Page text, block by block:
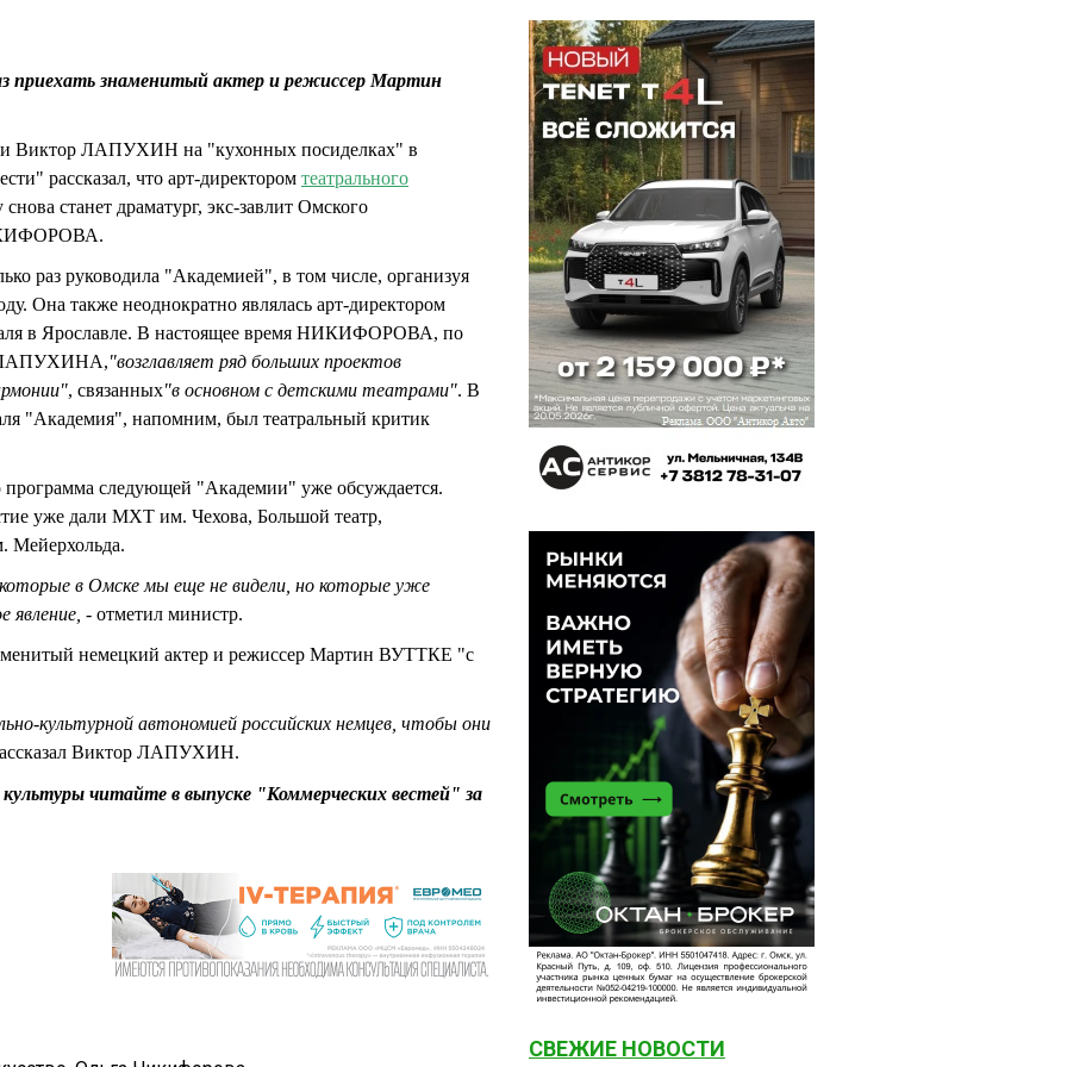
приехать знаменитый актер и режиссер Мартин
Виктор ЛАПУХИН на "кухонных посиделках" в
рассказал, что арт-директором театрального
станет драматург, экс-завлит Омского
раз руководила "Академией", в том числе, организуя
Она также неоднократно являлась арт-директором
в Ярославле. В настоящее время НИКИФОРОВА, по
ЛАПУХИНА,"возглавляет ряд больших проектов
, связанных"в основном с детскими театрами". В
"Академия", напомним, был театральный критик
следующей "Академии" уже обсуждается.
уже дали МХТ им. Чехова, Большой театр,
Мейерхольда.
в Омске мы еще не видели, но которые уже
явление, - отметил министр.
немецкий актер и режиссер Мартин ВУТТКЕ "с
культурной автономией российских немцев, чтобы они
Виктор ЛАПУХИН.
читайте в выпуске "Коммерческих вестей" за
СВЕЖИЕ НОВОСТИ